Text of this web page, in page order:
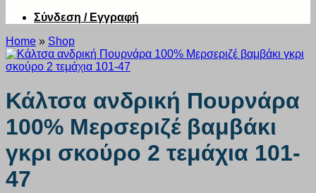
Σύνδεση / Εγγραφή
Home » Shop
Κάλτσα ανδρική Πουρνάρα
100% Μερσεριζέ βαμβάκι
γκρι σκούρο 2 τεμάχια 101-
47